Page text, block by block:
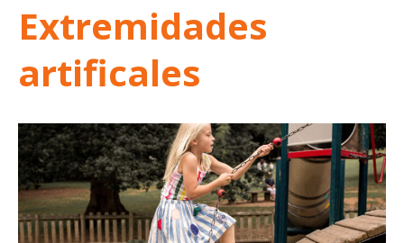
Extremidades
artificales